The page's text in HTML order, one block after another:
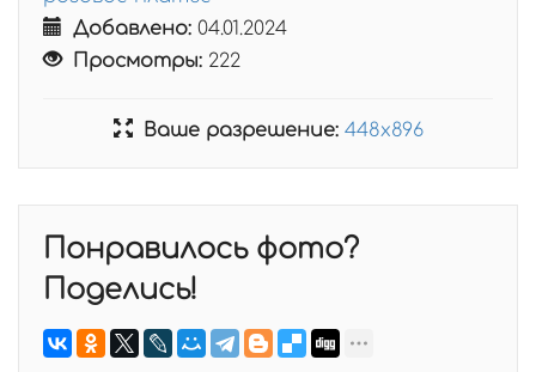
Добавлено: 04.01.2024
Просмотры: 222
Ваше разрешение: 448x896
Понравилось фото?
Поделись!